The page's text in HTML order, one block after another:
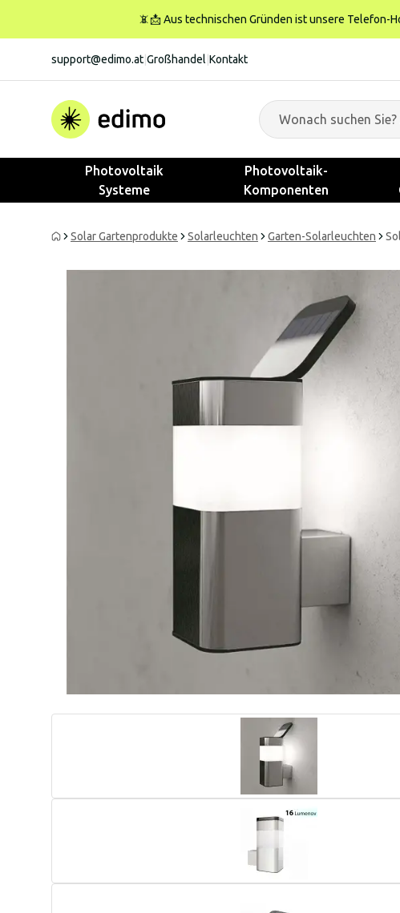
📵📩 Aus technischen Gründen ist unsere Telefon-
support@edimo.at Großhandel Kontakt
Photovoltaik
Systeme
Photovoltaik-
Komponenten
Solar Gartenprodukte Solarleuchten Garten-Solarleuchten